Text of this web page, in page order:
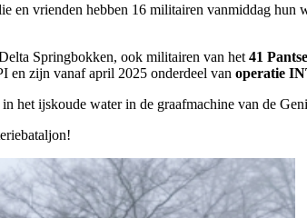
en vrienden hebben 16 militairen vanmiddag
Springbokken, ook militairen van het 41
en zijn vanaf april 2025 onderdeel van operatie
het ijskoude water in de graafmachine van de